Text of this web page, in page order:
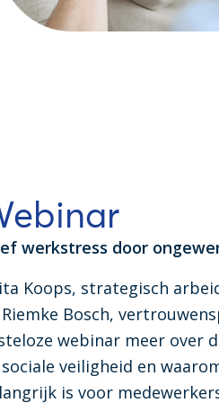
werkstress door
Koops, strategisch
Bosch,
webinar meer over
veiligheid en
is voor